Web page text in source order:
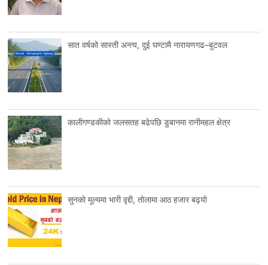
सात वर्षको सास्ती अन्त्य, दुई घण्टामै नारायणगढ–बुटवल
कालीगण्डकीको जलसतह बढेपछि डुबानमा रानीमहल क्षेत्र
सुनकाे मूल्यमा भारी वृद्दी, तोलामा आठ हजार बढ्याे